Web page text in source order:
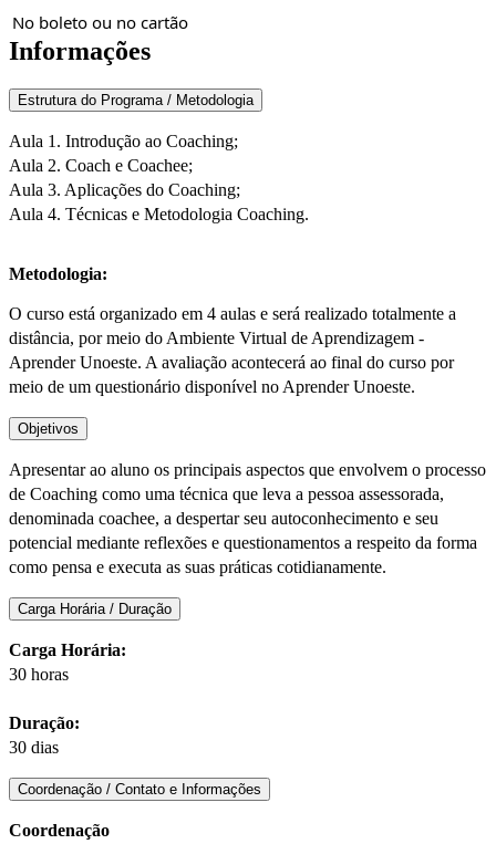
No boleto ou no cartão
Informações
Estrutura do Programa / Metodologia
Aula 1. Introdução ao Coaching;
Aula 2. Coach e Coachee;
Aula 3. Aplicações do Coaching;
Aula 4. Técnicas e Metodologia Coaching.
Metodologia:
O curso está organizado em 4 aulas e será realizado totalmente a
distância, por meio do Ambiente Virtual de Aprendizagem -
Aprender Unoeste. A avaliação acontecerá ao final do curso por
meio de um questionário disponível no Aprender Unoeste.
Objetivos
Apresentar ao aluno os principais aspectos que envolvem o processo
de Coaching como uma técnica que leva a pessoa assessorada,
denominada coachee, a despertar seu autoconhecimento e seu
potencial mediante reflexões e questionamentos a respeito da forma
como pensa e executa as suas práticas cotidianamente.
Carga Horária / Duração
Carga Horária:
30 horas
Duração:
30 dias
Coordenação / Contato e Informações
Coordenação